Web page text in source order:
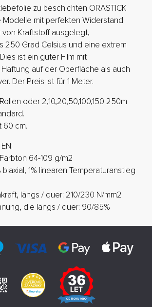
zu beschichten ORASTICK
Modelle mit perfekten Widerstand
Kraftstoff ausgelegt,
250 Grad Celsius und eine extrem
ist ein guter Film mit
auf der Oberfläche als auch
Der Preis ist für 1 Meter.
oder 2,10,20,50,100,150 250m
60 cm.
64-109 g/m2
1% linearen Temperaturanstieg
längs / quer: 210/230 N/mm2
die längs / quer: 90/85%